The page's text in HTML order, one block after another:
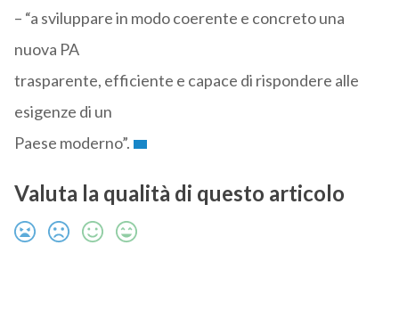
– “a sviluppare in modo coerente e concreto una
nuova PA
trasparente, efficiente e capace di rispondere alle
esigenze di un
Paese moderno”.
Valuta la qualità di questo articolo